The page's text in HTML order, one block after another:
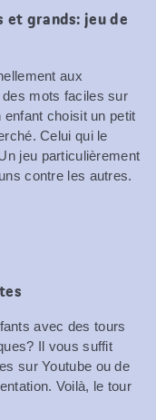
et grands: jeu de
aux
mots faciles sur
choisit un petit
Celui qui le
jeu particulièrement
contre les autres.
avec des tours
Il vous suffit
sur Youtube ou de
Voilà, le tour